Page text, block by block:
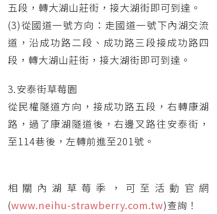
五段，轉大湖山莊街，接大湖街即可到達。
(3)從國道一號方向：走國道一號下內湖交流
道，沿成功路二段、成功路三段接成功路四
段，轉大湖山莊街，接大湖街即可到達。
3.安泰街草莓園
從民權隧道方向，接成功路五段，右轉康湖
路，過了康湖隧道後，右邊叉路往安泰街，
至114巷後，左轉前進至201號。
相關內湖草莓季，可至活動官網
(www.neihu-strawberry.com.tw)查詢！